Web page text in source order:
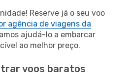
Reserve já o seu voo
agência de viagens da
ajudá-lo a embarcar
ao melhor preço.
voos baratos